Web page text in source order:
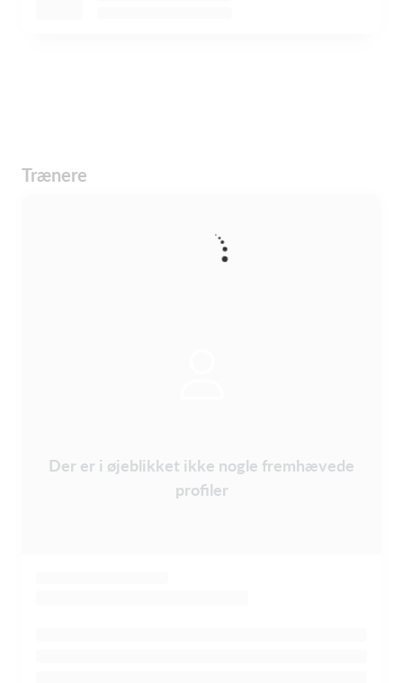
Trænere
Der er i øjeblikket ikke nogle fremhævede
profiler